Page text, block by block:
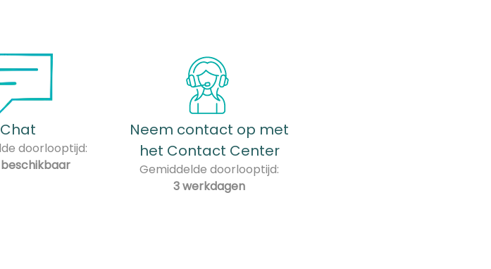
Chat
doorlooptijd:
Neem contact op met
het Contact Center
Gemiddelde doorlooptijd:
3 werkdagen